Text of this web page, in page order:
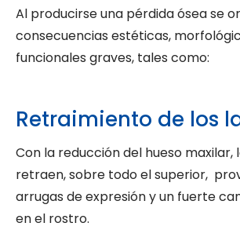
Al producirse una pérdida ósea se
consecuencias estéticas,
funcionales graves, tales como:
Retraimiento de los
Con la reducción del hueso maxilar,
retraen, sobre todo el superior,
arrugas de expresión y un fuerte
en el rostro.